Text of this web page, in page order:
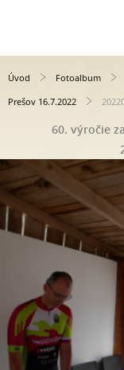
Úvod Fotoalbum
Prešov 16.7.2022
60. výročie